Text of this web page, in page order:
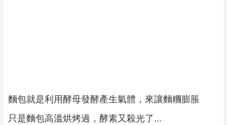
麵包就是利用酵母發酵產生氣體，來讓麵糰膨脹
只是麵包高溫烘烤過，酵素又殺光了...